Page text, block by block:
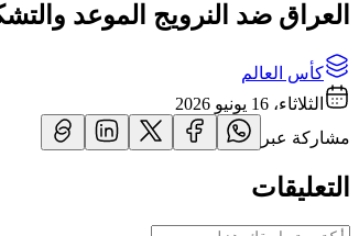
العراق ضد النرويج الموعد
كأس العالم
الثلاثاء، 16 يونيو 2026
مشاركة عبر
التعليقات